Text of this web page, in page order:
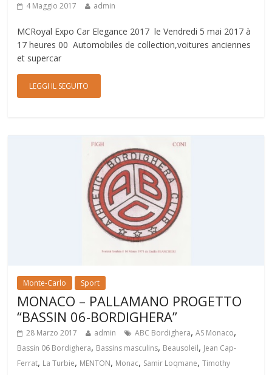
4 Maggio 2017 admin
MCRoyal Expo Car Elegance 2017 le Vendredi 5 mai 2017 à
17 heures 00 Automobiles de collection,voitures anciennes
et supercar
LEGGI IL SEGUITO
Monte-Carlo Sport
MONACO – PALLAMANO PROGETTO
“BASSIN 06-BORDIGHERA”
28 Marzo 2017 admin ABC Bordighera,AS Monaco,
Bassin 06 Bordighera, Bassins masculins, Beausoleil, Jean Cap-
Ferrat, La Turbie, MENTON, Monac, Samir Loqmane,Timothy